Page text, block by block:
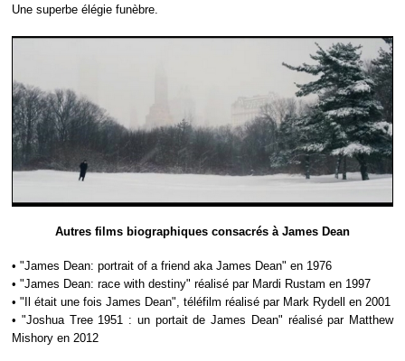
Une superbe élégie funèbre.
Autres films biographiques consacrés à James Dean
• "James Dean: portrait of a friend aka James Dean" en 1976
• "James Dean: race with destiny" réalisé par Mardi Rustam en 1997
• "Il était une fois James Dean", téléfilm réalisé par Mark Rydell en 2001
• "Joshua Tree 1951 : un portait de James Dean" réalisé par Matthew
Mishory en 2012